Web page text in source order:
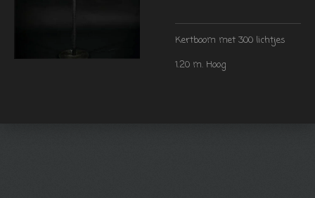
Kertboom met 300 lichtjes
1.20 m. Hoog